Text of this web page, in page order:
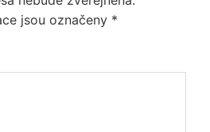
jsou označeny *